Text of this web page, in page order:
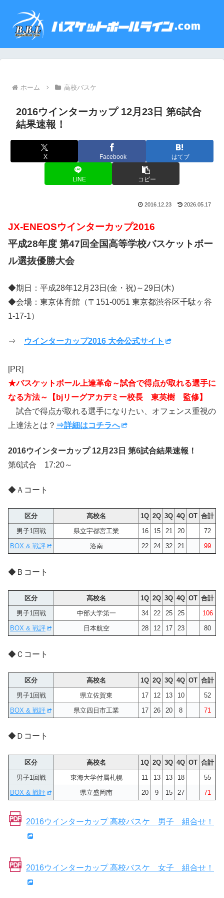
ホーム 高校バスケ
2016ウインターカップ 12月23日 第6試合
結果速報！
X Facebook はてブ
LINE コピー
2016.12.23 2026.05.17
JX-ENEOSウインターカップ2016
平成28年度 第47回全国高等学校バスケットボー
ル選抜優勝大会
◆期日：平成28年12月23日(金・祝)～29日(木)
◆会場：東京体育館（〒151-0051 東京都渋谷区千駄ヶ谷
1-17-1）
⇒ ウインターカップ2016 大会公式サイト
[PR]
★バスケットボール上達革命～試合で得点が取れる選手に
なる方法～【bjリーグアカデミー校長 東英樹 監修】
試合で得点が取れる選手になりたい、オフェンス重視の
上達法とは？ ⇒詳細はコチラへ
2016ウインターカップ 12月23日 第6試合結果速報！
第6試合 17:20～
◆Ａコート
区分 高校名 1Q 2Q 3Q 4Q OT 合計
男子1回戦
県立宇都宮工業 16 15 21 20
72
BOX & 戦評
洛南 22 24 32 21 99
◆Ｂコート
区分 高校名 1Q 2Q 3Q 4Q OT 合計
男子1回戦
中部大学第一 34 22 25 25
106
BOX & 戦評
日本航空 28 12 17 23 80
◆Ｃコート
区分 高校名 1Q 2Q 3Q 4Q OT 合計
男子1回戦
県立佐賀東 17 12 13 10
52
BOX & 戦評
県立四日市工業 17 26 20 8 71
◆Ｄコート
区分 高校名 1Q 2Q 3Q 4Q OT 合計
男子1回戦
東海大学付属札幌 11 13 13 18
55
BOX & 戦評
県立盛岡南 20 9 15 27 71
2016ウインターカップ 高校バスケ 男子 組合せ！
2016ウインターカップ 高校バスケ 女子 組合せ！